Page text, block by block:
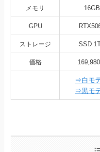
メモリ 16GB
GPU
ストレージ SSD
価格
⇒白モ
⇒黒モ